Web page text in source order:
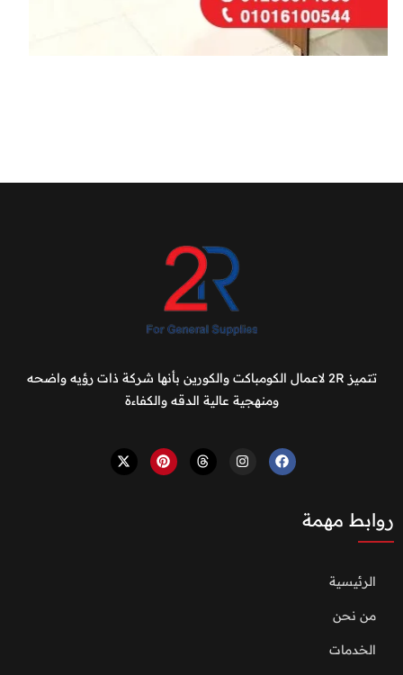
تتميز 2R لاعمال الكومباكت والكورين بأنها شركة ذات رؤيه واضحه
ومنهجية عالية الدقه والكفاءة
روابط مهمة
الرئيسية
من نحن
الخدمات